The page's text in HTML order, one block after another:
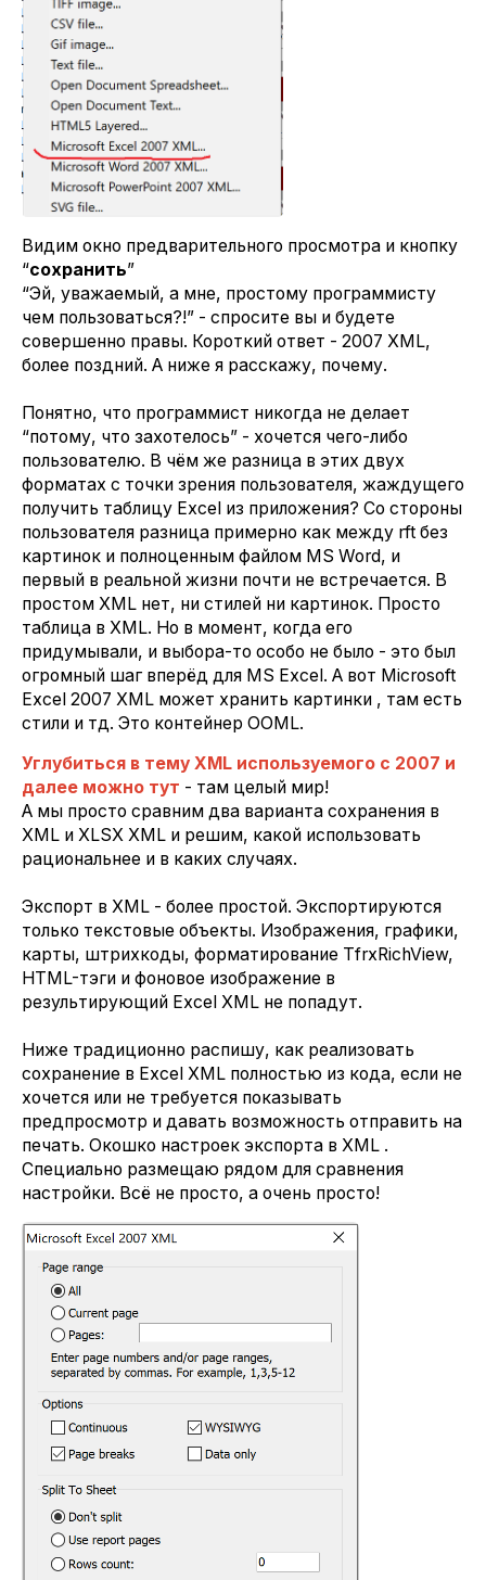
Видим окно предварительного просмотра и кнопку
“сохранить”
“Эй, уважаемый, а мне, простому программисту
чем пользоваться?!” - спросите вы и будете
совершенно правы. Короткий ответ - 2007 XML,
более поздний. А ниже я расскажу, почему.
Понятно, что программист никогда не делает
“потому, что захотелось” - хочется чего-либо
пользователю. В чём же разница в этих двух
форматах с точки зрения пользователя, жаждущего
получить таблицу Excel из приложения? Со стороны
пользователя разница примерно как между rft без
картинок и полноценным файлом MS Word, и
первый в реальной жизни почти не встречается. В
простом XML нет, ни стилей ни картинок. Просто
таблица в XML. Но в момент, когда его
придумывали, и выбора-то особо не было - это был
огромный шаг вперёд для MS Excel. А вот Microsoft
Excel 2007 XML может хранить картинки , там есть
стили и тд. Это контейнер OOML.
Углубиться в тему XML используемого с 2007 и
далее можно тут - там целый мир!
А мы просто сравним два варианта сохранения в
XML и XLSX XML и решим, какой использовать
рациональнее и в каких случаях.
Экспорт в XML - более простой. Экспортируются
только текстовые объекты. Изображения, графики,
карты, штрихкоды, форматирование TfrxRichView,
HTML-тэги и фоновое изображение в
результирующий Excel XML не попадут.
Ниже традиционно распишу, как реализовать
сохранение в Excel XML полностью из кода, если не
хочется или не требуется показывать
предпросмотр и давать возможность отправить на
печать. Окошко настроек экспорта в XML .
Специально размещаю рядом для сравнения
настройки. Всё не просто, а очень просто!